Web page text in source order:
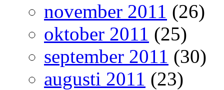
november 2011 (26)
oktober 2011 (25)
september 2011 (30)
augusti 2011 (23)